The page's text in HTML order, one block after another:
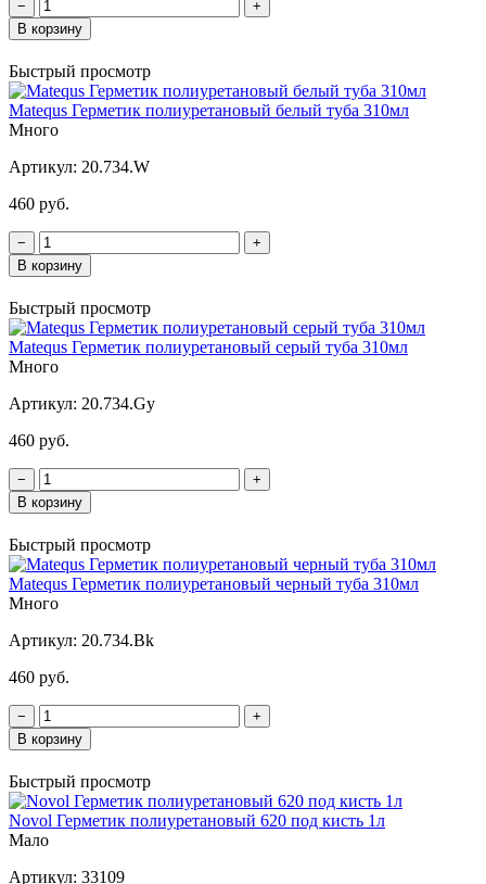
−
+
В корзину
Быстрый просмотр
Matequs Герметик полиуретановый белый туба 310мл
Много
Артикул: 20.734.W
460 руб.
−
+
В корзину
Быстрый просмотр
Matequs Герметик полиуретановый серый туба 310мл
Много
Артикул: 20.734.Gy
460 руб.
−
+
В корзину
Быстрый просмотр
Matequs Герметик полиуретановый черный туба 310мл
Много
Артикул: 20.734.Bk
460 руб.
−
+
В корзину
Быстрый просмотр
Novol Герметик полиуретановый 620 под кисть 1л
Мало
Артикул: 33109